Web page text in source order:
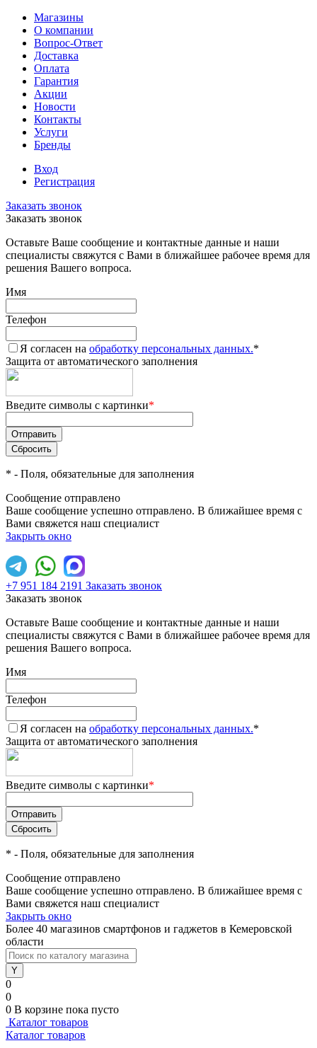
Магазины
О компании
Вопрос-Ответ
Доставка
Оплата
Гарантия
Акции
Новости
Контакты
Услуги
Бренды
Вход
Регистрация
Заказать звонок
Заказать звонок
Оставьте Ваше сообщение и контактные данные и наши
специалисты свяжутся с Вами в ближайшее рабочее время для
решения Вашего вопроса.
Имя
Телефон
Я согласен на обработку персональных данных.*
Защита от автоматического заполнения
Введите символы с картинки*
* - Поля, обязательные для заполнения
Сообщение отправлено
Ваше сообщение успешно отправлено. В ближайшее время с
Вами свяжется наш специалист
Закрыть окно
+7 951 184 2191 Заказать звонок
Заказать звонок
Оставьте Ваше сообщение и контактные данные и наши
специалисты свяжутся с Вами в ближайшее рабочее время для
решения Вашего вопроса.
Имя
Телефон
Я согласен на обработку персональных данных.*
Защита от автоматического заполнения
Введите символы с картинки*
* - Поля, обязательные для заполнения
Сообщение отправлено
Ваше сообщение успешно отправлено. В ближайшее время с
Вами свяжется наш специалист
Закрыть окно
Более 40 магазинов смартфонов и гаджетов в Кемеровской
области
0
0
0 В корзине пока пусто
Каталог товаров
Каталог товаров